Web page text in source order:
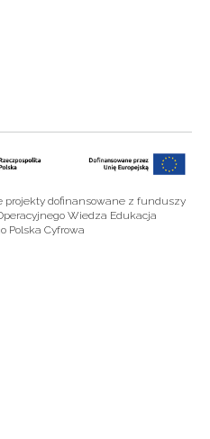
projekty dofinansowane z funduszy
Wiedza Edukacja
Polska Cyfrowa